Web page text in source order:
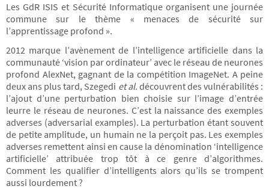
Les GdR ISIS et Sécurité Informatique organisent une journée
commune sur le thème « menaces de sécurité sur
l’apprentissage profond ».
2012 marque l’avènement de l’intelligence artificielle dans la
communauté ‘vision par ordinateur’ avec le réseau de neurones
profond AlexNet, gagnant de la compétition ImageNet. A peine
deux ans plus tard, Szegedi et al. découvrent des vulnérabilités :
l’ajout d’une perturbation bien choisie sur l’image d’entrée
leurre le réseau de neurones. C’est la naissance des exemples
adverses (adversarial examples). La perturbation étant souvent
de petite amplitude, un humain ne la perçoit pas. Les exemples
adverses remettent ainsi en cause la dénomination ‘intelligence
artificielle’ attribuée trop tôt à ce genre d’algorithmes.
Comment les qualifier d’intelligents alors qu’ils se trompent
aussi lourdement ?